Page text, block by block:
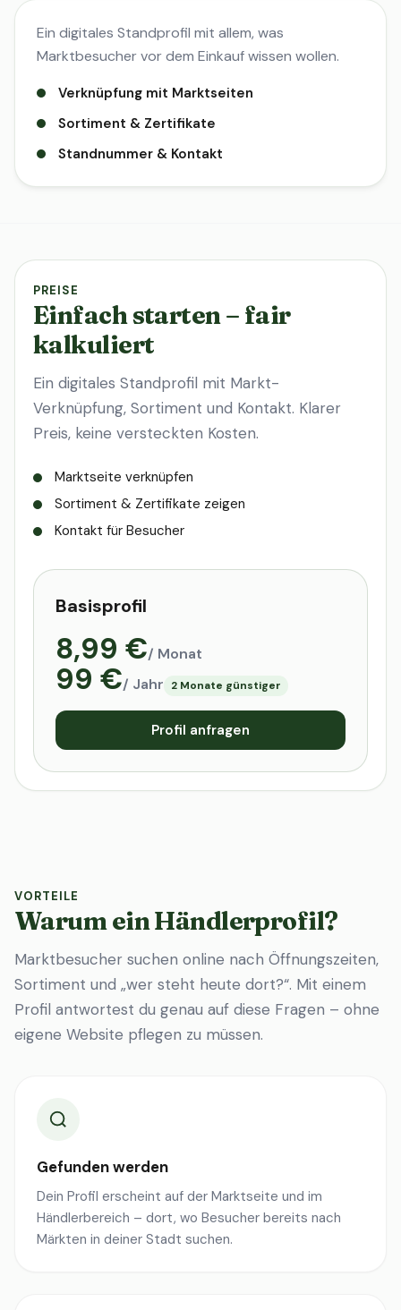
Ein digitales Standprofil mit allem, was
Marktbesucher vor dem Einkauf wissen wollen.
Verknüpfung mit Marktseiten
Sortiment & Zertifikate
Standnummer & Kontakt
PREISE
Einfach starten – fair
kalkuliert
Ein digitales Standprofil mit Markt-
Verknüpfung, Sortiment und Kontakt. Klarer
Preis, keine versteckten Kosten.
Marktseite verknüpfen
Sortiment & Zertifikate zeigen
Kontakt für Besucher
Basisprofil
8,99 €/ Monat
99 €/ Jahr 2 Monate günstiger
Profil anfragen
VORTEILE
Warum ein Händlerprofil?
Marktbesucher suchen online nach Öffnungszeiten,
Sortiment und „wer steht heute dort?“. Mit einem
Profil antwortest du genau auf diese Fragen – ohne
eigene Website pflegen zu müssen.
Gefunden werden
Dein Profil erscheint auf der Marktseite und im
Händlerbereich – dort, wo Besucher bereits nach
Märkten in deiner Stadt suchen.